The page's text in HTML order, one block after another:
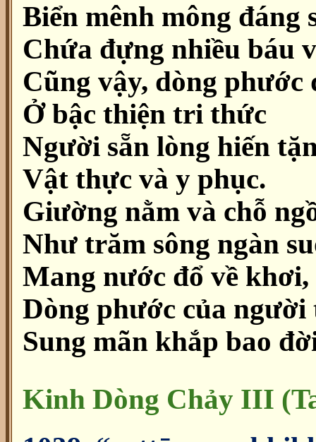
Biển mênh mông đáng
Chứa đựng nhiều báu
Cũng vậy, dòng phước
Ở bậc thiện tri thức
Người sẵn lòng hiến
Vật thực và y phục.
Giường nằm và chỗ
Như trăm sông ngàn
Mang nước đổ về khơi,
Dòng phước của
Sung mãn khắp bao
Kinh Dòng Chảy III